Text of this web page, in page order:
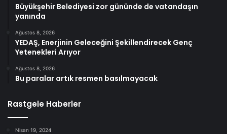
Büyükşehir Belediyesi zor gününde de vatandaşın
yanında
Ağustos 8, 2026
YEDAŞ, Enerjinin Geleceğini Şekillendirecek Genç
Yetenekleri Arıyor
Ağustos 8, 2026
Bu paralar artık resmen basılmayacak
Rastgele Haberler
Nisan 19, 2024